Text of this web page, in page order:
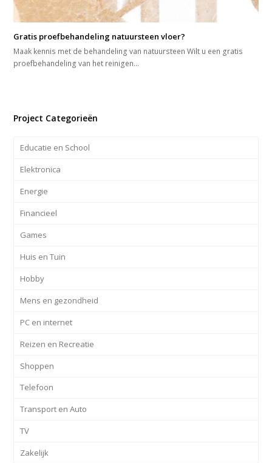
Gratis proefbehandeling natuursteen vloer?
Maak kennis met de behandeling van natuursteen Wilt u een gratis
proefbehandeling van het reinigen…
Project Categorieën
Educatie en School
Elektronica
Energie
Financieel
Games
Huis en Tuin
Hobby
Mens en gezondheid
PC en internet
Reizen en Recreatie
Shoppen
Telefoon
Transport en Auto
TV
Zakelijk